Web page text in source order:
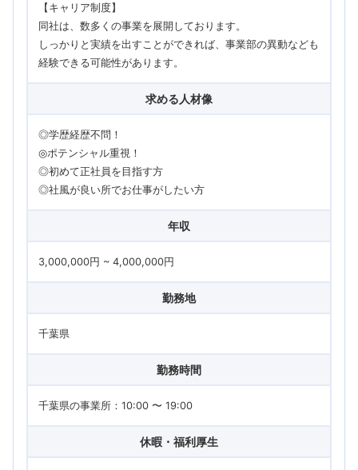
【キャリア制度】
同社は、数多くの事業を展開しております。
しっかりと実績を出すことができれば、事業部の異動なども
経験できる可能性があります。
求める人材像
◎学歴経歴不問！
◎ポテンシャル重視！
◎初めて正社員を目指す方
◎社風が良い所でお仕事がしたい方
年収
3,000,000円 ~ 4,000,000円
勤務地
千葉県
勤務時間
千葉県の事業所：10:00 〜 19:00
休暇・福利厚生